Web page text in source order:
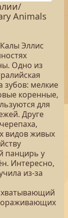
Animals
Эллис
Одно из
зубов: мелкие
коренные,
для
Друге
видов живых
панцирь у
Интересно,
из-за